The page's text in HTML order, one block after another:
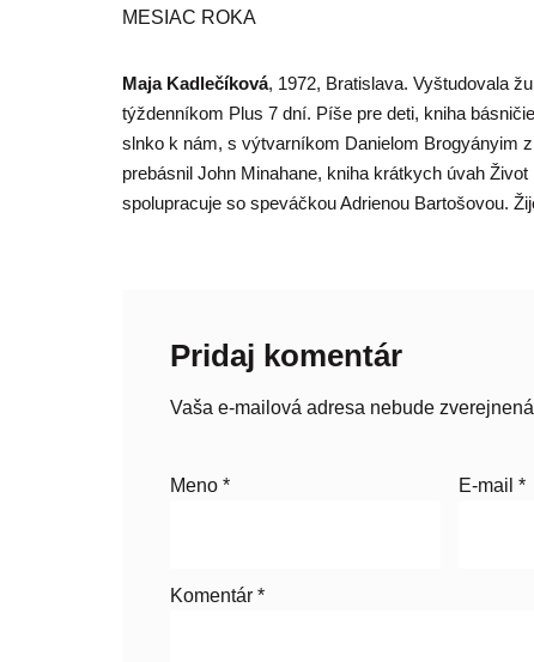
MESIAC ROKA
Maja Kadlečíková, 1972, Bratislava. Vyštudovala
týždenníkom Plus 7 dní. Píše pre deti, kniha
slnko k nám, s výtvarníkom Danielom Brogyányim
prebásnil John Minahane, kniha krátkych úvah
spolupracuje so speváčkou Adrienou Bartošovou.
Pridaj komentár
Vaša e-mailová adresa nebude
Meno * E-mail*
Komentár *